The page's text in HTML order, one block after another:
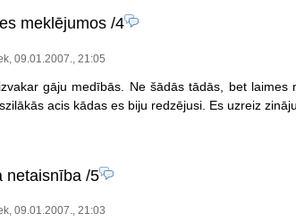
meklējumos/4
09.01.2007., 21:05
gāju medībās. Ne šādās tādās, bet
acis kādas es biju redzējusi. Es uzreiz
netaisnība/5
09.01.2007., 21:03